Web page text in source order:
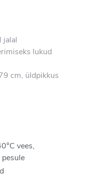
jalal
lukud
cm, üldpikkus
vees,